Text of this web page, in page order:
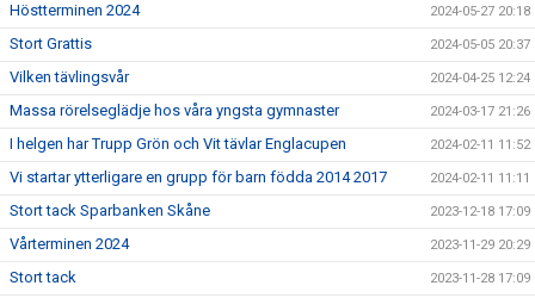
Höstterminen 2024 2024-05-27 20:18
Stort Grattis 2024-05-05 20:37
Vilken tävlingsvår 2024-04-25 12:24
Massa rörelseglädje hos våra yngsta gymnaster 2024-03-17 21:26
I helgen har Trupp Grön och Vit tävlar Englacupen 2024-02-11 11:52
Vi startar ytterligare en grupp för barn födda 2014 2017 2024-02-11 11:11
Stort tack Sparbanken Skåne 2023-12-18 17:09
Vårterminen 2024 2023-11-29 20:29
Stort tack 2023-11-28 17:09